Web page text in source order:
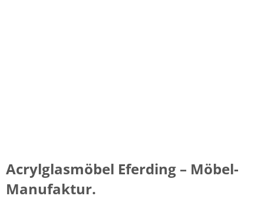
Acrylglasmöbel Eferding – Möbel-
Manufaktur.